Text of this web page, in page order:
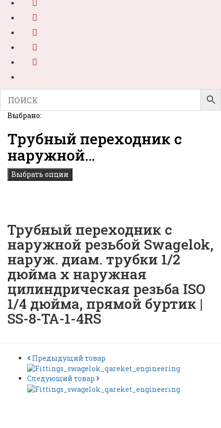
Выбрано:
Трубный переходник с
наружной…
Выбрать опции
Трубный переходник с
наружной резьбой Swagelok,
наруж. диам. трубки 1/2
дюйма х наружная
цилиндрическая резьба ISO
1/4 дюйма, прямой буртик |
SS-8-TA-1-4RS
Предыдущий товар
Следующий товар